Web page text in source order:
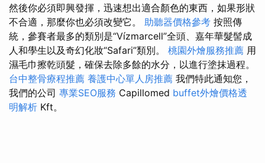
然後你必須即興發揮，迅速想出適合顏色的東西，如果形狀
不合適，那麼你也必須改變它。 助聽器價格參考 按照傳
統，參賽者最多的類別是“Vízmarcell”全頭、嘉年華髮髻成
人和學生以及奇幻化妝“Safari”類別。 桃園外燴服務推薦 用
濕毛巾擦乾頭髮，確保去除多餘的水分，以進行塗抹過程。
台中整骨療程推薦 養護中心單人房推薦 我們特此通知您，
我們的公司 專業SEO服務 Capillomed buffet外燴價格透
明解析 Kft。